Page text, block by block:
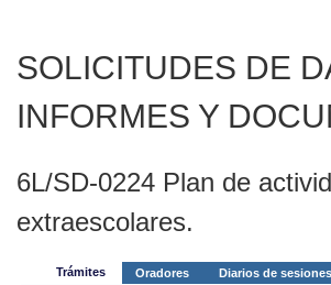
SOLICITUDES DE
INFORMES Y
6L/SD-0224 Plan de
extraescolares.
Trámites Oradores Diarios de sesiones